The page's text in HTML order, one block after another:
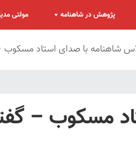
پژوهش در شاهنامه مولتی
شاهنامه با صدای استاد
مسکوب –